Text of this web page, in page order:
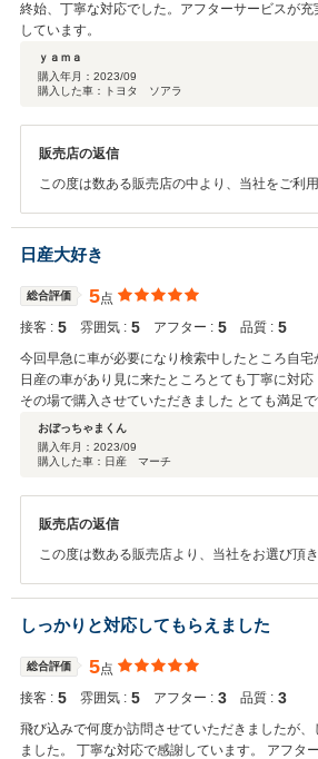
終始、丁寧な対応でした。アフターサービスが
しています。
ｙａｍａ
購入年月： 2023/09
購入した車：トヨタ ソアラ
販売店の返信
この度は数ある販売店の中より、当社をご利
が出てくるかと思いますが、お気軽にご相談
ます。 今後とも、お付き合いの程、宜しくお
日産大好き
総合評価 5点
接客 : 5 雰囲気 : 5 アフター : 5 品質 : 5
今回早急に車が必要になり検索中したところ自
日産の車があり見に来たところとても丁寧に対
その場で購入させていただきました とても満足
おぼっちゃまくん
購入年月： 2023/09
購入した車：日産 マーチ
販売店の返信
この度は数ある販売店より、当社をお選び頂
た、何かお困りのことが御座いましたら、い
頂けたらと思っております。今後とも、お付
い致します。
しっかりと対応してもらえました
総合評価 5点
接客 : 5 雰囲気 : 5 アフター : 3 品質 : 3
飛び込みで何度か訪問させていただきましたが、
ました。 丁寧な対応で感謝しています。 アフタ